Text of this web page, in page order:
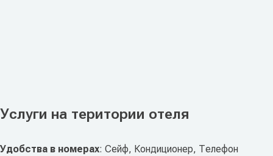
Услуги на територии отеля
Удобства в номерах: Сейф, Кондиционер, Телефон